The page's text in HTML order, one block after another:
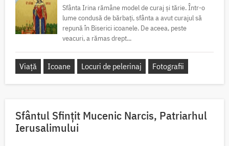
Sfânta Irina rămâne model de curaj și tărie. Într-o
lume condusă de bărbați, sfânta a avut curajul să
repună în Biserici icoanele. De aceea, peste
veacuri, a rămas drept...
Viață Icoane Locuri de pelerinaj Fotografii
Sfântul Sfinţit Mucenic Narcis, Patriarhul
Ierusalimului